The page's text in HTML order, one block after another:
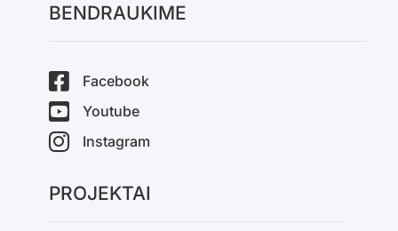
BENDRAUKIME
Facebook
Youtube
Instagram
PROJEKTAI